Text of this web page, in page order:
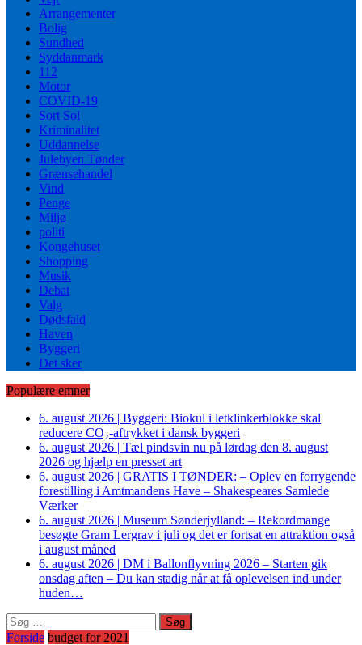
Arrangementer
Bolig
Sundhed
Syddanmark
112
Motor
COVID-19
Sort Sol
Kriminalitet
Uddannelse
Julebyen Tønder
Grænsehandel
Vind
Penge
Miljø
politi
Kongehuset
Shopping
Musik
Debat
Valg
Dødsfald
Haven
Byggeri
Det sker
Populære emner
6. august 2026 | Byggeri: Biokul i letklinkerblokke skal
reducere CO₂-aftrykket i dansk byggeri
6. august 2026 | Tæl pindsvin nu på lørdag den 8. august
2026 og hjælp en presset art
6. august 2026 | GRATIS I TØNDER: – Oplev en forrygende
forestilling i Amtmandens Have – Shakespeares Samlede
Værker
6. august 2026 | Museum Sønderjylland: – Rekordmange
besøgte Gram Lergrav i juli og det er fortsat en attraktion også
i august måned
6. august 2026 | DM i Ballonflyvning 2026 – Starten gik
onsdag aften – Du kan stadig når at få oplevelsen ind under
huden…
Søg
efter:
Forside budget for 2021